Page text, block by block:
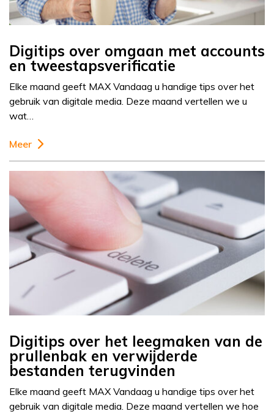
Digitips over omgaan met accounts
en tweestapsverificatie
Elke maand geeft MAX Vandaag u handige tips over het
gebruik van digitale media. Deze maand vertellen we u
wat…
Meer
Digitips over het leegmaken van de
prullenbak en verwijderde
bestanden terugvinden
Elke maand geeft MAX Vandaag u handige tips over het
gebruik van digitale media. Deze maand vertellen we hoe